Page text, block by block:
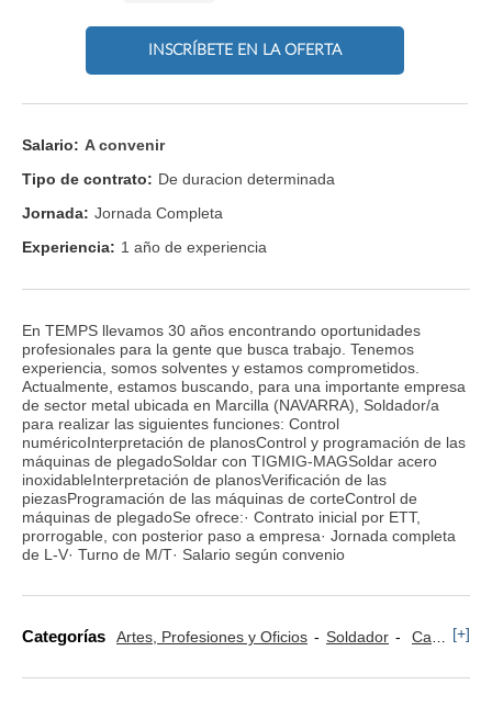
INSCRÍBETE EN LA OFERTA
Salario: A convenir
Tipo de contrato: De duracion determinada
Jornada: Jornada Completa
Experiencia: 1 año de experiencia
En TEMPS llevamos 30 años encontrando oportunidades
profesionales para la gente que busca trabajo. Tenemos
experiencia, somos solventes y estamos comprometidos.
Actualmente, estamos buscando, para una importante empresa
de sector metal ubicada en Marcilla (NAVARRA), Soldador/a
para realizar las siguientes funciones: Control
numéricoInterpretación de planosControl y programación de las
máquinas de plegadoSoldar con TIGMIG-MAGSoldar acero
inoxidableInterpretación de planosVerificación de las
piezasProgramación de las máquinas de corteControl de
máquinas de plegadoSe ofrece:· Contrato inicial por ETT,
prorrogable, con posterior paso a empresa· Jornada completa
de L-V· Turno de M/T· Salario según convenio
Categorías Artes, Profesiones y Oficios Soldador Calderería [+]